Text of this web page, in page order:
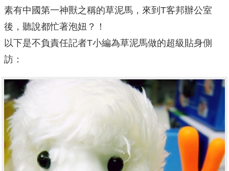
素有中國第一神獸之稱的草泥馬，來到T客邦辦公室
後，聽說都忙著泡妞？！
以下是不負責任記者T小編為草泥馬做的超級貼身側
訪：